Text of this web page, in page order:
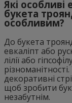
Які
букета
особливим?
До букета
евкаліпт або
лілії або
декоративні
щоб зробити
незабутнім.